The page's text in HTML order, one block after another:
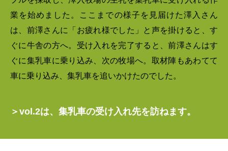
業を始めました。ここまでの様子を見届けた澤入さん
は、前澤さんに「お疲れ様でした」と声を掛けると、す
ぐに牛舎の方へ。受け入れを完了すると、前澤さんはす
ぐに集乳車に乗り込み、次の牧場へ。取材陣もあわてて
車に乗り込み、集乳車を追いかけたのでした。
＞vol.2は、集乳車の受け入れ先を訪ねます。